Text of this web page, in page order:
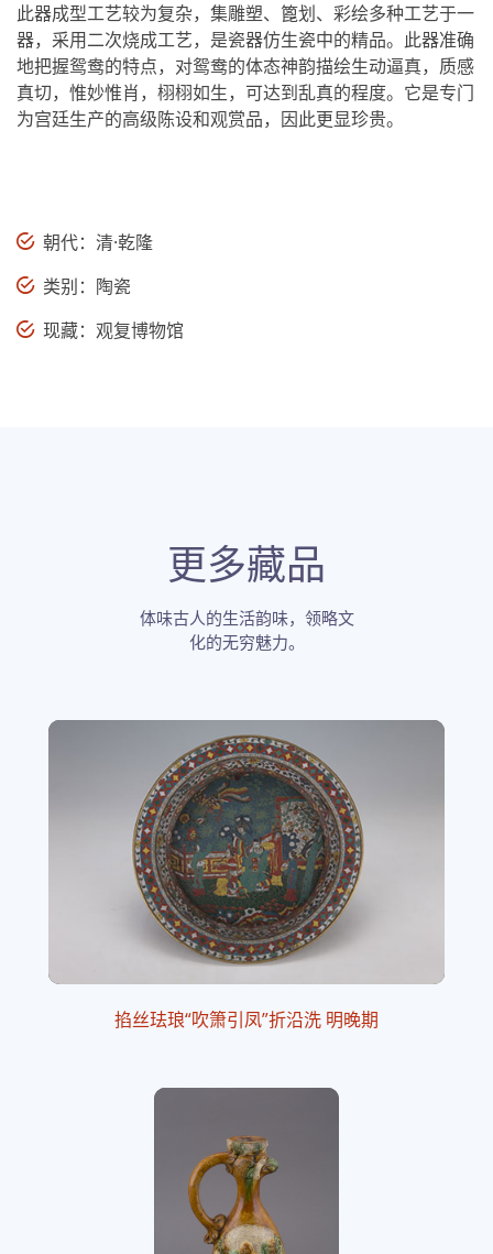
此器成型工艺较为复杂，集雕塑、篦划、彩绘多种工艺于一
器，采用二次烧成工艺，是瓷器仿生瓷中的精品。此器准确
地把握鸳鸯的特点，对鸳鸯的体态神韵描绘生动逼真，质感
真切，惟妙惟肖，栩栩如生，可达到乱真的程度。它是专门
为宫廷生产的高级陈设和观赏品，因此更显珍贵。
朝代：清·乾隆
类别：陶瓷
现藏：观复博物馆
更多藏品
体味古人的生活韵味，领略文
化的无穷魅力。
掐丝珐琅“吹箫引凤”折沿洗 明晚期